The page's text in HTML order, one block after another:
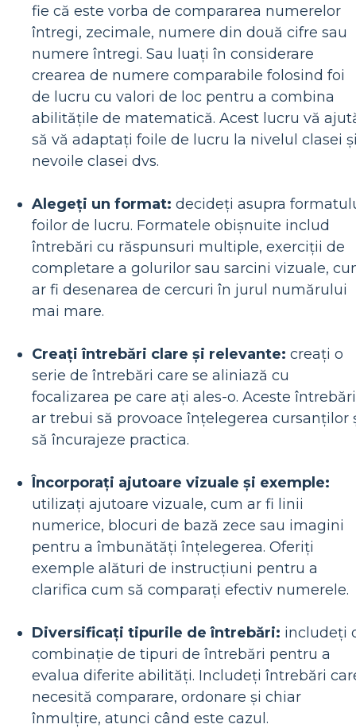
fie că este vorba de compararea numerelor
întregi, zecimale, numere din două cifre sau
numere întregi. Sau luați în considerare
crearea de numere comparabile folosind foi
de lucru cu valori de loc pentru a combina
abilitățile de matematică. Acest lucru vă
să vă adaptați foile de lucru la nivelul clasei
nevoile clasei dvs.
Alegeți un format: decideți asupra
foilor de lucru. Formatele obișnuite includ
întrebări cu răspunsuri multiple, exerciții de
completare a golurilor sau sarcini vizuale,
ar fi desenarea de cercuri în jurul numărului
mai mare.
Creați întrebări clare și relevante: creați o
serie de întrebări care se aliniază cu
focalizarea pe care ați ales-o. Aceste întrebări
ar trebui să provoace înțelegerea cursanților
să încurajeze practica.
Încorporați ajutoare vizuale și exemple:
utilizați ajutoare vizuale, cum ar fi linii
numerice, blocuri de bază zece sau imagini
pentru a îmbunătăți înțelegerea. Oferiți
exemple alături de instrucțiuni pentru a
clarifica cum să comparați efectiv numerele.
Diversificați tipurile de întrebări: includeți
combinație de tipuri de întrebări pentru a
evalua diferite abilități. Includeți întrebări
necesită comparare, ordonare și chiar
înmulțire, atunci când este cazul.